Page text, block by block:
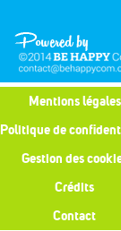
Mentions légales
Politique de
Gestion des
Crédits
Contact